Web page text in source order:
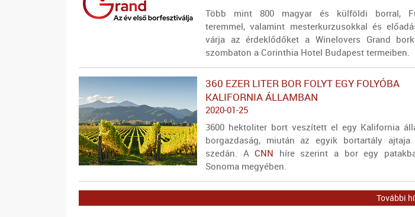
Több mint 800 magyar és külföldi borral,
teremmel, valamint mesterkurzusokkal és
várja az érdeklődőket a Winelovers Grand
szombaton a Corinthia Hotel Budapest termeiben.
360 EZER LITER BOR FOLYT EGY FOLYÓBA
KALIFORNIA ÁLLAMBAN
2020-01-25
3600 hektoliter bort veszített el egy Kalifornia
borgazdaság, miután az egyik bortartály ajtaja
szedán. ACNN híre szerint a bor egy
Sonoma megyében.
További